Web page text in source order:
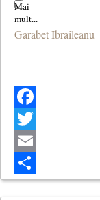
Garabet Ibraileanu
Facebook
Twitter
Email
Share